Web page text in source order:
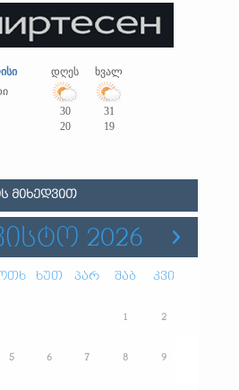
დღეს
ხვალ
30
31
20 19
ᲛᲘᲮᲔᲓᲕᲘᲗ
2026
ხუთ პარ შაბ კვი
1 2
5 6 7 8 9